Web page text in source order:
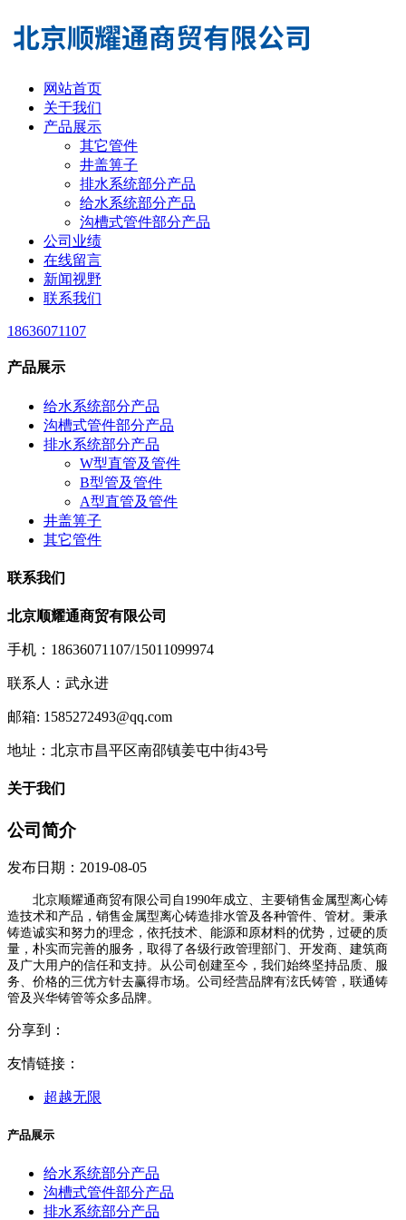
网站首页
关于我们
产品展示
其它管件
井盖箅子
排水系统部分产品
给水系统部分产品
沟槽式管件部分产品
公司业绩
在线留言
新闻视野
联系我们
18636071107
产品展示
给水系统部分产品
沟槽式管件部分产品
排水系统部分产品
W型直管及管件
B型管及管件
A型直管及管件
井盖箅子
其它管件
联系我们
北京顺耀通商贸有限公司
手机：18636071107/15011099974
联系人：武永进
邮箱: 1585272493@qq.com
地址：北京市昌平区南邵镇姜屯中街43号
关于我们
公司简介
发布日期：2019-08-05
北京顺耀通商贸有限公司自1990年成立、主要销售金属型离心铸
造技术和产品，销售金属型离心铸造排水管及各种管件、管材。秉承
铸造诚实和努力的理念，依托技术、能源和原材料的优势，过硬的质
量，朴实而完善的服务，取得了各级行政管理部门、开发商、建筑商
及广大用户的信任和支持。从公司创建至今，我们始终坚持品质、服
务、价格的三优方针去赢得市场。公司经营品牌有泫氏铸管，联通铸
管及兴华铸管等众多品牌。
分享到：
友情链接：
超越无限
产品展示
给水系统部分产品
沟槽式管件部分产品
排水系统部分产品